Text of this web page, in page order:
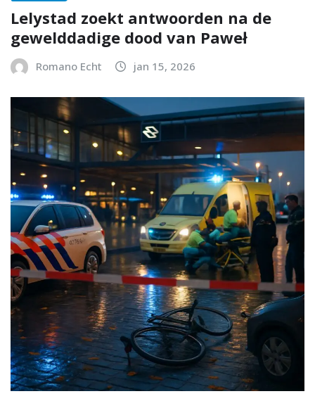
Lelystad zoekt antwoorden na de
gewelddadige dood van Paweł
Romano Echt jan 15, 2026